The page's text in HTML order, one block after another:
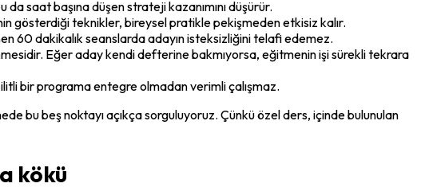
saat başına düşen strateji kazanımını düşürür.
gösterdiği teknikler, bireysel pratikle pekişmeden etkisiz kalır.
60 dakikalık seanslarda adayın isteksizliğini telafi edemez.
Eğer aday kendi defterine bakmıyorsa, eğitmenin işi sürekli tekrara
bir programa entegre olmadan verimli çalışmaz.
bu beş noktayı açıkça sorguluyoruz. Çünkü özel ders, içinde bulunulan
kökü